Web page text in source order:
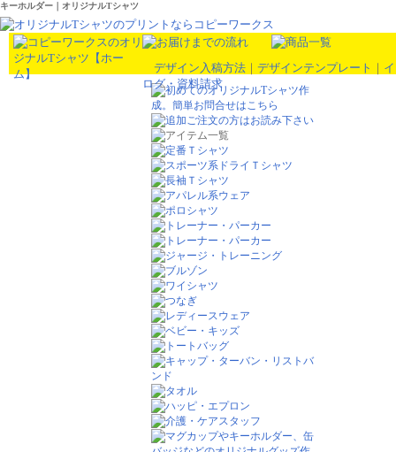
キーホルダー｜オリジナルTシャツ
デザイン入稿方法 ｜ デザインテンプレート ｜
ログ・資料請求